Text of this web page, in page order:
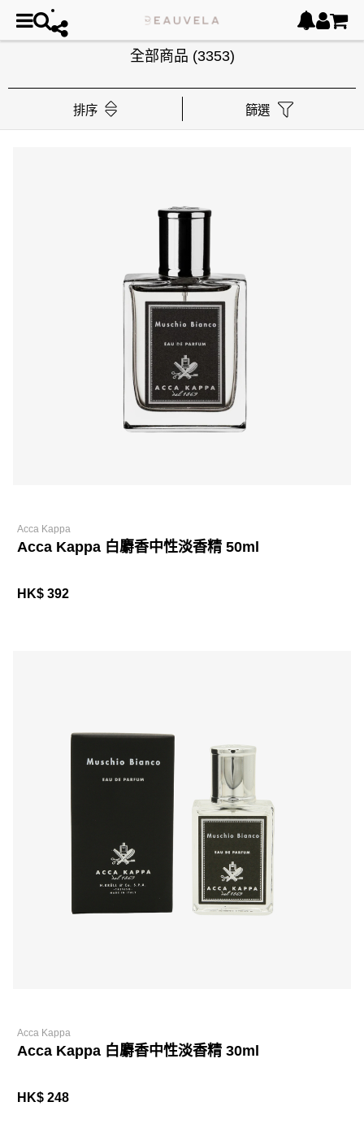
全部商品 (3353)
排序 篩選
Acca Kappa
Acca Kappa 白麝香中性淡香精 50ml
HK$ 392
Acca Kappa
Acca Kappa 白麝香中性淡香精 30ml
HK$ 248